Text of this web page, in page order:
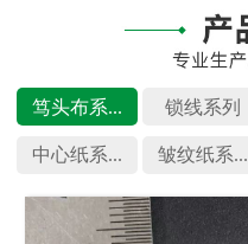
笃头布系... 锁线系列
中心纸系... 皱纹纸系...